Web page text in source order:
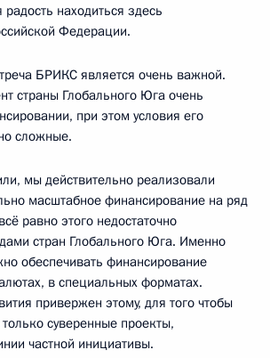
находиться здесь
Федерации.
БРИКС является очень важной.
страны Глобального Юга очень
при этом условия его
сложные.
мы действительно реализовали
масштабное финансирование на ряд
равно этого недостаточно
стран Глобального Юга. Именно
обеспечивать финансирование
в специальных форматах.
привержен этому, для того чтобы
суверенные проекты,
частной инициативы.